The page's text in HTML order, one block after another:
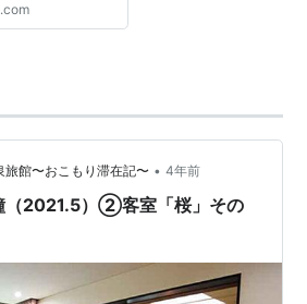
旅館〜おこもり滞在記〜 • 4年前
（2021.5）②客室「桜」その